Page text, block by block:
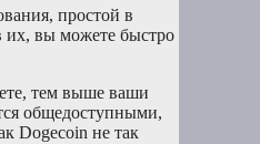
простой в
их, вы можете быстро
тем выше ваши
общедоступными,
Dogecoin не так